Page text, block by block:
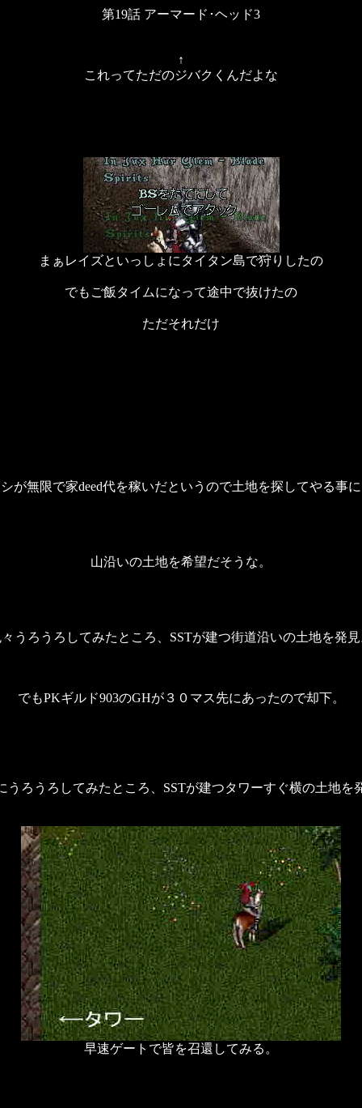
第19話 アーマード･ヘッド3
↑
これってただのジバクくんだよな
まぁレイズといっしょにタイタン島で狩りしたの
でもご飯タイムになって途中で抜けたの
ただそれだけ
が無限で家deed代を稼いだというので土地を探してやる事
山沿いの土地を希望だそうな。
うろうろしてみたところ、SSTが建つ街道沿いの土地を発
でもPKギルド903のGHが３０マス先にあったので却下。
うろうろしてみたところ、SSTが建つタワーすぐ横の土地を
早速ゲートで皆を召還してみる。